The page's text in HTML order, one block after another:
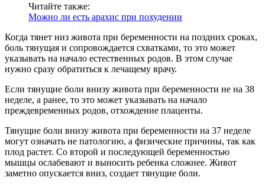
Читайте также:
Можно ли есть арахис при похудении
Когда тянет низ живота при беременности на поздних сроках,
боль тянущая и сопровождается схватками, то это может
указывать на начало естественных родов. В этом случае
нужно сразу обратиться к лечащему врачу.
Если тянущие боли внизу живота при беременности не на 38
неделе, а ранее, то это может указывать на начало
преждевременных родов, отхождение плаценты.
Тянущие боли внизу живота при беременности на 37 неделе
могут означать не патологию, а физические причины, так как
плод растет. Со второй и последующей беременностью
мышцы ослабевают и выносить ребенка сложнее. Живот
заметно опускается вниз, создает тянущие боли.